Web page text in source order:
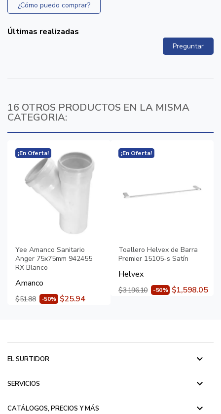
¿Cómo puedo comprar?
Últimas realizadas
Preguntar
16 OTROS PRODUCTOS EN LA MISMA
CATEGORIA:
¡En Oferta!
Yee Amanco Sanitario
Anger 75x75mm 942455
RX Blanco
Amanco
$51.88 -50% $25.94
¡En Oferta!
Toallero Helvex de Barra
Premier 15105-s Satín
Helvex
$3,196.10 -50% $1,598.05
EL SURTIDOR keyboard_arrow_down
SERVICIOS keyboard_arrow_down
CATÁLOGOS, PRECIOS Y MÁS keyboard_arrow_down